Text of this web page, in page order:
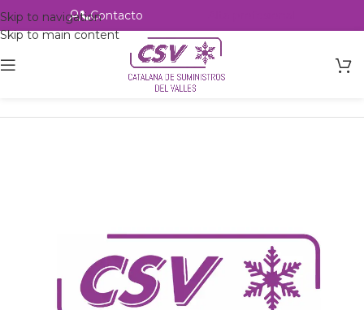
Skip to navigation
Skip to main content
Contacto
csvalles